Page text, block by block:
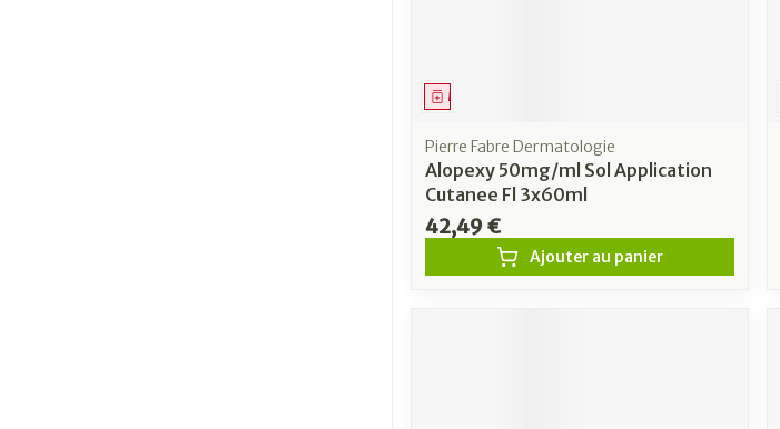
Médicament
Pierre Fabre Dermatologie
Alopexy 50mg/ml Sol Application
Cutanee Fl 3x60ml
42,49 €
Ajouter au panier